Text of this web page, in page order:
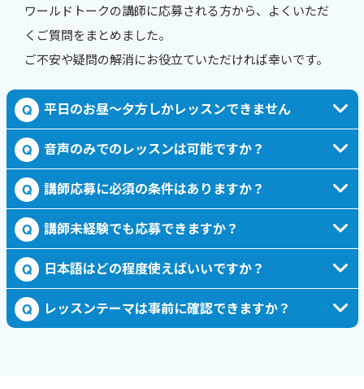
ワールドトークの講師に応募される方から、よくいただ
くご質問をまとめました。
ご不安や疑問の解消にお役立ていただければ幸いです。
Q 平日のお昼〜夕方しかレッスンできません
Q 音声のみでのレッスンは可能ですか？
Q 講師応募に必須の条件はありますか？
Q 講師未経験でも応募できますか？
Q 日本語はどの程度使えばいいですか？
Q レッスンテーマは事前に確認できますか？